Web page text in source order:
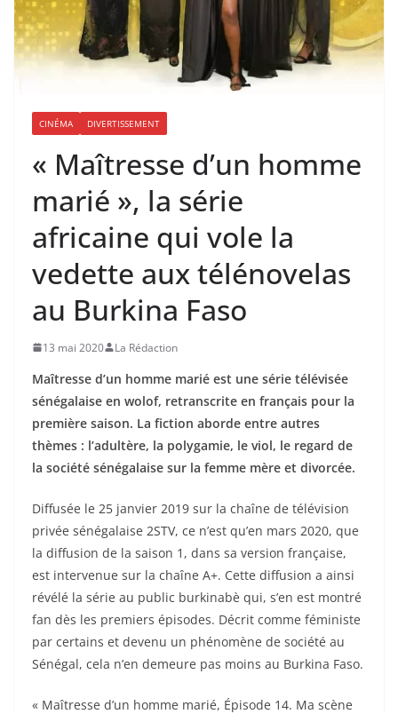
CINÉMA DIVERTISSEMENT
« Maîtresse d’un homme
marié », la série
africaine qui vole la
vedette aux télénovelas
au Burkina Faso
13 mai 2020 La Rédaction
Maîtresse d’un homme marié est une série télévisée
sénégalaise en wolof, retranscrite en français pour la
première saison. La fiction aborde entre autres
thèmes : l’adultère, la polygamie, le viol, le regard de
la société sénégalaise sur la femme mère et divorcée.
Diffusée le 25 janvier 2019 sur la chaîne de télévision
privée sénégalaise 2STV, ce n’est qu’en mars 2020, que
la diffusion de la saison 1, dans sa version française,
est intervenue sur la chaîne A+. Cette diffusion a ainsi
révélé la série au public burkinabè qui, s’en est montré
fan dès les premiers épisodes. Décrit comme féministe
par certains et devenu un phénomène de société au
Sénégal, cela n’en demeure pas moins au Burkina Faso.
« Maîtresse d’un homme marié, Épisode 14. Ma scène